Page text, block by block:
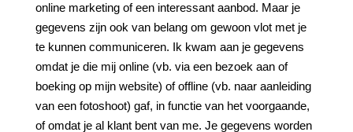
online marketing of een interessant aanbod. Maar je
gegevens zijn ook van belang om gewoon vlot met je
te kunnen communiceren. Ik kwam aan je gegevens
omdat je die mij online (vb. via een bezoek aan of
boeking op mijn website) of offline (vb. naar aanleiding
van een fotoshoot) gaf, in functie van het voorgaande,
of omdat je al klant bent van me. Je gegevens worden